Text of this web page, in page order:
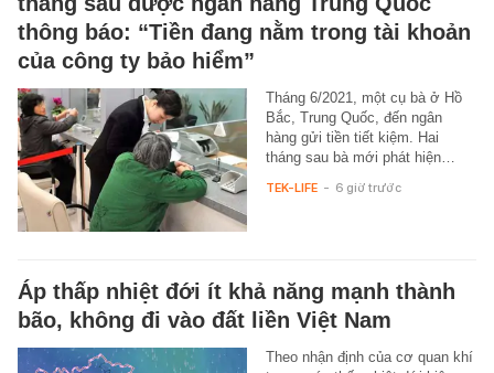
thông báo: “Tiền đang nằm trong tài khoản
của công ty bảo hiểm”
Tháng 6/2021, một cụ bà ở Hồ
Bắc, Trung Quốc, đến ngân
hàng gửi tiền tiết kiệm. Hai
tháng sau bà mới phát hiện…
TEK-LIFE - 6 giờ trước
Áp thấp nhiệt đới ít khả năng mạnh thành
bão, không đi vào đất liền Việt Nam
Theo nhận định của cơ quan khí